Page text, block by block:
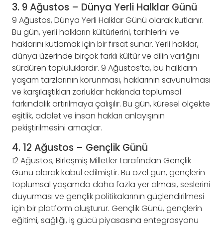
3. 9 Ağustos – Dünya Yerli Halklar Günü
9 Ağustos, Dünya Yerli Halklar Günü olarak kutlanır.
Bu gün, yerli halkların kültürlerini, tarihlerini ve
haklarını kutlamak için bir fırsat sunar. Yerli halklar,
dünya üzerinde birçok farklı kültür ve dilin varlığını
sürdüren topluluklardır. 9 Ağustos’ta, bu halkların
yaşam tarzlarının korunması, haklarının savunulması
ve karşılaştıkları zorluklar hakkında toplumsal
farkındalık artırılmaya çalışılır. Bu gün, küresel ölçekte
eşitlik, adalet ve insan hakları anlayışının
pekiştirilmesini amaçlar.
4. 12 Ağustos – Gençlik Günü
12 Ağustos, Birleşmiş Milletler tarafından Gençlik
Günü olarak kabul edilmiştir. Bu özel gün, gençlerin
toplumsal yaşamda daha fazla yer alması, seslerini
duyurması ve gençlik politikalarının güçlendirilmesi
için bir platform oluşturur. Gençlik Günü, gençlerin
eğitimi, sağlığı, iş gücü piyasasına entegrasyonu